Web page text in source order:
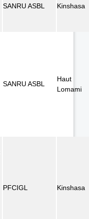
SANRU ASBL Kinshasa
SANRU ASBL
Haut
Lomami
PFCIGL Kinshasa